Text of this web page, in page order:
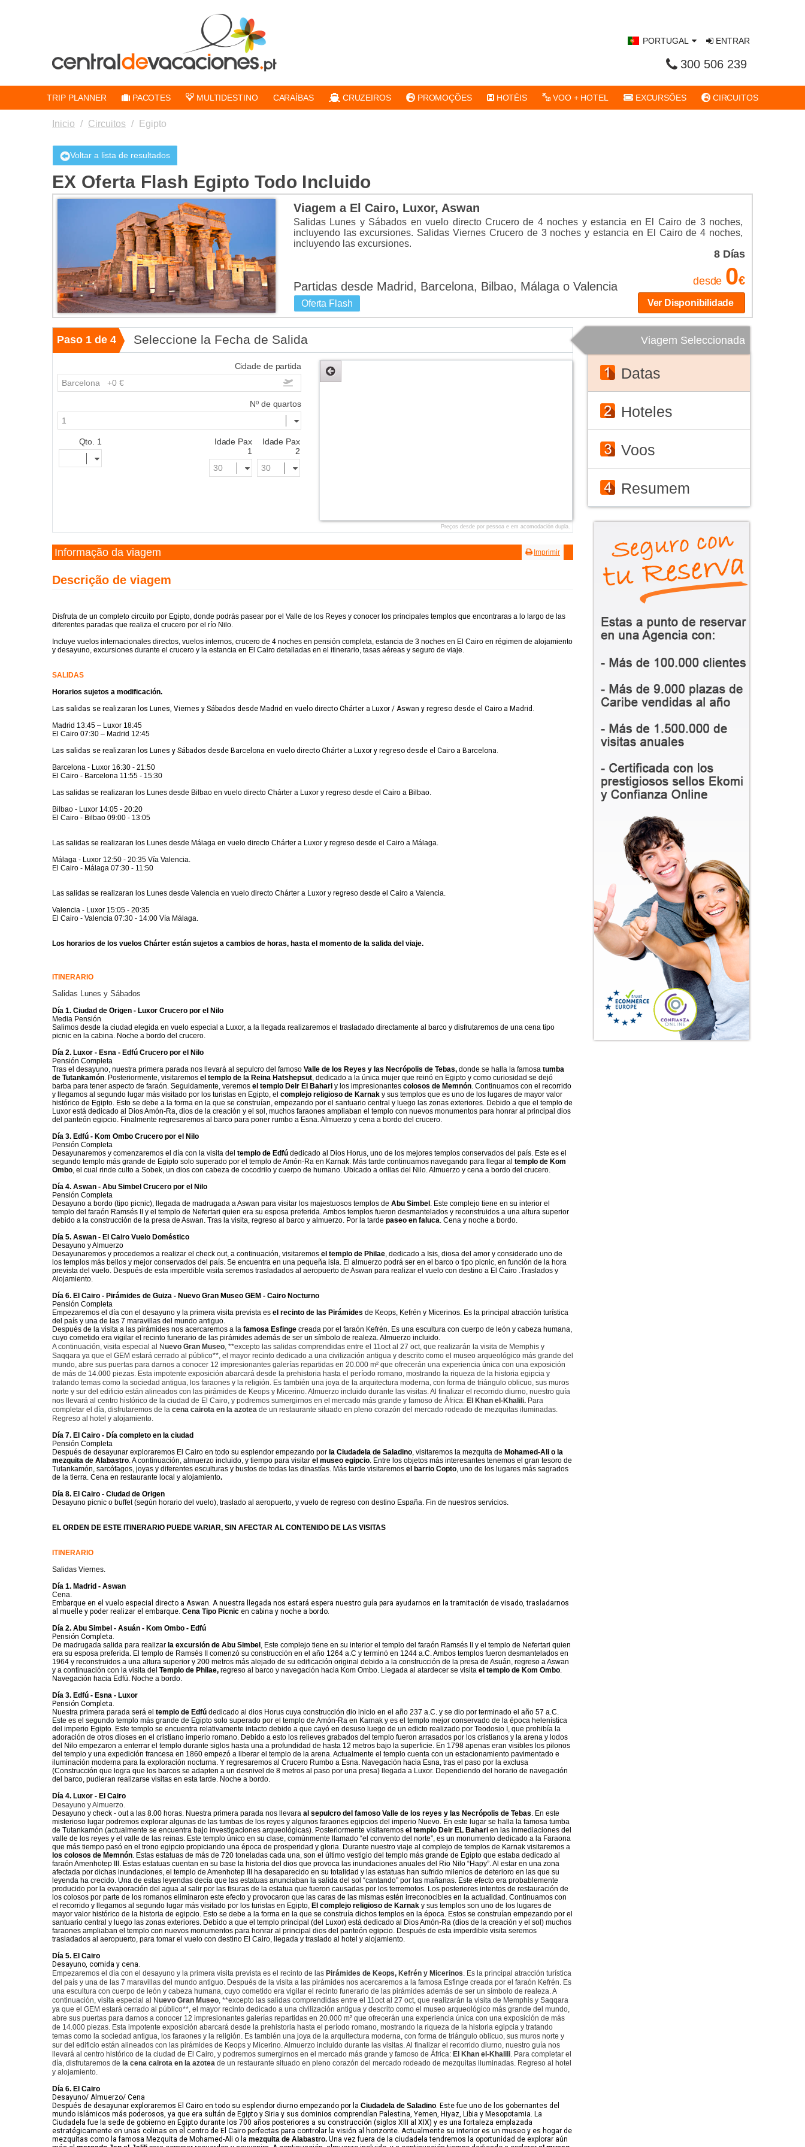
PORTUGAL
300 506 239
ENTRAR
TRIP PLANNER PACOTES MULTIDESTINO CARAÍBAS CRUZEIROS PROMOÇÕES HOTÉIS VOO + HOTEL EXCURSÕES CIRCUITOS
Inicio / Circuitos / Egipto
Voltar a lista de resultados
EX Oferta Flash Egipto Todo Incluido
Viagem a El Cairo, Luxor, Aswan
Salidas Lunes y Sábados en vuelo directo Crucero de 4 noches y estancia en El Cairo de 3 noches,
incluyendo las excursiones. Salidas Viernes Crucero de 3 noches y estancia en El Cairo de 4 noches,
incluyendo las excursiones.
Partidas desde Madrid, Barcelona, Bilbao, Málaga o Valencia
Oferta Flash
8 Días
0€
desde
Ver Disponibilidade
Paso 1 de 4 Seleccione la Fecha de Salida
Cidade de partida
Nº de quartos
Qto. 1
Idade Pax
1
Idade Pax
2
Preços desde por pessoa e em acomodación dupla.
Informação da viagem Imprimir
Descrição de viagem
Disfruta de un completo circuito por Egipto, donde podrás pasear por el Valle de los Reyes y conocer los principales templos que encontraras a lo largo de las
diferentes paradas que realiza el crucero por el río Nilo.
Incluye vuelos internacionales directos, vuelos internos, crucero de 4 noches en pensión completa, estancia de 3 noches en El Cairo en régimen de alojamiento
y desayuno, excursiones durante el crucero y la estancia en El Cairo detalladas en el itinerario, tasas aéreas y seguro de viaje.
SALIDAS
Horarios sujetos a modificación.
Las salidas se realizaran los Lunes, Viernes y Sábados desde Madrid en vuelo directo Chárter a Luxor / Aswan y regreso desde el Cairo a Madrid.
Madrid 13:45 – Luxor 18:45
El Cairo 07:30 – Madrid 12:45
Las salidas se realizaran los Lunes y Sábados desde Barcelona en vuelo directo Chárter a Luxor y regreso desde el Cairo a Barcelona.
Barcelona - Luxor 16:30 - 21:50
El Cairo - Barcelona 11:55 - 15:30
Las salidas se realizaran los Lunes desde Bilbao en vuelo directo Chárter a Luxor y regreso desde el Cairo a Bilbao.
Bilbao - Luxor 14:05 - 20:20
El Cairo - Bilbao 09:00 - 13:05
Las salidas se realizaran los Lunes desde Málaga en vuelo directo Chárter a Luxor y regreso desde el Cairo a Málaga.
Málaga - Luxor 12:50 - 20:35 Vía Valencia.
El Cairo - Málaga 07:30 - 11:50
Las salidas se realizaran los Lunes desde Valencia en vuelo directo Chárter a Luxor y regreso desde el Cairo a Valencia.
Valencia - Luxor 15:05 - 20:35
El Cairo - Valencia 07:30 - 14:00 Vía Málaga.
Los horarios de los vuelos Chárter están sujetos a cambios de horas, hasta el momento de la salida del viaje.
ITINERARIO
Salidas Lunes y Sábados
Día 1. Ciudad de Origen - Luxor Crucero por el Nilo
Media Pensión
Salimos desde la ciudad elegida en vuelo especial a Luxor, a la llegada realizaremos el trasladado directamente al barco y disfrutaremos de una cena tipo
picnic en la cabina. Noche a bordo del crucero.
Día 2. Luxor - Esna - Edfú Crucero por el Nilo
Pensión Completa
Tras el desayuno, nuestra primera parada nos llevará al sepulcro del famoso Valle de los Reyes y las Necrópolis de Tebas, donde se halla la famosa tumba
de Tutankamón. Posteriormente, visitaremos el templo de la Reina Hatshepsut, dedicado a la única mujer que reinó en Egipto y como curiosidad se dejó
barba para tener aspecto de faraón. Seguidamente, veremos el templo Deir El Bahari y los impresionantes colosos de Memnón. Continuamos con el recorrido
y llegamos al segundo lugar más visitado por los turistas en Egipto, el complejo religioso de Karnak y sus templos que es uno de los lugares de mayor valor
histórico de Egipto. Esto se debe a la forma en la que se construían, empezando por el santuario central y luego las zonas exteriores. Debido a que el templo de
Luxor está dedicado al Dios Amón-Ra, dios de la creación y el sol, muchos faraones ampliaban el templo con nuevos monumentos para honrar al principal dios
del panteón egipcio. Finalmente regresaremos al barco para poner rumbo a Esna. Almuerzo y cena a bordo del crucero.
Día 3. Edfú - Kom Ombo Crucero por el Nilo
Pensión Completa
Desayunaremos y comenzaremos el día con la visita del templo de Edfú dedicado al Dios Horus, uno de los mejores templos conservados del país. Este es el
segundo templo más grande de Egipto solo superado por el templo de Amón-Ra en Karnak. Más tarde continuamos navegando para llegar al templo de Kom
Ombo, el cual rinde culto a Sobek, un dios con cabeza de cocodrilo y cuerpo de humano. Ubicado a orillas del Nilo. Almuerzo y cena a bordo del crucero.
Día 4. Aswan - Abu Simbel Crucero por el Nilo
Pensión Completa
Desayuno a bordo (tipo picnic), llegada de madrugada a Aswan para visitar los majestuosos templos de Abu Simbel . Este complejo tiene en su interior el
templo del faraón Ramsés II y el templo de Nefertari quien era su esposa preferida. Ambos templos fueron desmantelados y reconstruidos a una altura superior
debido a la construcción de la presa de Aswan. Tras la visita, regreso al barco y almuerzo. Por la tarde paseo en faluca. Cena y noche a bordo.
Día 5. Aswan - El Cairo Vuelo Doméstico
Desayuno y Almuerzo
Desayunaremos y procedemos a realizar el check out, a continuación, visitaremos el templo de Philae, dedicado a Isis, diosa del amor y considerado uno de
los templos más bellos y mejor conservados del país. Se encuentra en una pequeña isla. El almuerzo podrá ser en el barco o tipo picnic, en función de la hora
prevista del vuelo. Después de esta imperdible visita seremos trasladados al aeropuerto de Aswan para realizar el vuelo con destino a El Cairo .Traslados y
Alojamiento.
Día 6. El Cairo - Pirámides de Guiza - Nuevo Gran Museo GEM - Cairo Nocturno
Pensión Completa
Empezaremos el día con el desayuno y la primera visita prevista es el recinto de las Pirámides de Keops, Kefrén y Micerinos. Es la principal atracción turística
del país y una de las 7 maravillas del mundo antiguo.
Después de la visita a las pirámides nos acercaremos a la famosa Esfinge creada por el faraón Kefrén. Es una escultura con cuerpo de león y cabeza humana,
cuyo cometido era vigilar el recinto funerario de las pirámides además de ser un símbolo de realeza. Almuerzo incluido.
A continuación, visita especial al Nuevo Gran Museo, **excepto las salidas comprendidas entre el 11oct al 27 oct, que realizarán la visita de Memphis y
Saqqara ya que el GEM estará cerrado al público**, el mayor recinto dedicado a una civilización antigua y descrito como el museo arqueológico más grande del
mundo, abre sus puertas para darnos a conocer 12 impresionantes galerías repartidas en 20.000 m² que ofrecerán una experiencia única con una exposición
de más de 14.000 piezas. Esta impotente exposición abarcará desde la prehistoria hasta el período romano, mostrando la riqueza de la historia egipcia y
tratando temas como la sociedad antigua, los faraones y la religión. Es también una joya de la arquitectura moderna, con forma de triángulo oblicuo, sus muros
norte y sur del edificio están alineados con las pirámides de Keops y Micerino. Almuerzo incluido durante las visitas. Al finalizar el recorrido diurno, nuestro guía
nos llevará al centro histórico de la ciudad de El Cairo, y podremos sumergirnos en el mercado más grande y famoso de África: El Khan el-Khalili. Para
completar el día, disfrutaremos de la cena cairota en la azotea de un restaurante situado en pleno corazón del mercado rodeado de mezquitas iluminadas.
Regreso al hotel y alojamiento.
Día 7. El Cairo - Día completo en la ciudad
Pensión Completa
Después de desayunar exploraremos El Cairo en todo su esplendor empezando por la Ciudadela de Saladino, visitaremos la mezquita de Mohamed-Ali o la
mezquita de Alabastro. A continuación, almuerzo incluido, y tiempo para visitar el museo egipcio. Entre los objetos más interesantes tenemos el gran tesoro de
Tutankamón, sarcófagos, joyas y diferentes esculturas y bustos de todas las dinastías. Más tarde visitaremos el barrio Copto, uno de los lugares más sagrados
de la tierra. Cena en restaurante local y alojamiento.
Día 8. El Cairo - Ciudad de Origen
Desayuno picnic o buffet (según horario del vuelo), traslado al aeropuerto, y vuelo de regreso con destino España. Fin de nuestros servicios.
EL ORDEN DE ESTE ITINERARIO PUEDE VARIAR, SIN AFECTAR AL CONTENIDO DE LAS VISITAS
ITINERARIO
Salidas Viernes.
Día 1. Madrid - Aswan
Cena.
Embarque en el vuelo especial directo a Aswan. A nuestra llegada nos estará espera nuestro guía para ayudarnos en la tramitación de visado, trasladarnos
al muelle y poder realizar el embarque. Cena Tipo Picnic en cabina y noche a bordo.
Día 2. Abu Simbel - Asuán - Kom Ombo - Edfú
Pensión Completa.
De madrugada salida para realizar la excursión de Abu Simbel , Este complejo tiene en su interior el templo del faraón Ramsés II y el templo de Nefertari quien
era su esposa preferida. El templo de Ramsés II comenzó su construcción en el año 1264 a.C y terminó en 1244 a.C. Ambos templos fueron desmantelados en
1964 y reconstruidos a una altura superior y 200 metros más alejado de su edificación original debido a la construcción de la presa de Asuán, regreso a Aswan
y a continuación con la visita del Templo de Philae, regreso al barco y navegación hacia Kom Ombo. Llegada al atardecer se visita el templo de Kom Ombo.
Navegación hacia Edfú. Noche a bordo.
Día 3. Edfú - Esna - Luxor
Pensión Completa.
Nuestra primera parada será el templo de Edfú dedicado al dios Horus cuya construcción dio inicio en el año 237 a.C. y se dio por terminado el año 57 a.C.
Este es el segundo templo más grande de Egipto solo superado por el templo de Amón-Ra en Karnak y es el templo mejor conservado de la época helenística
del imperio Egipto. Este templo se encuentra relativamente intacto debido a que cayó en desuso luego de un edicto realizado por Teodosio I, que prohibía la
adoración de otros dioses en el cristiano imperio romano. Debido a esto los relieves grabados del templo fueron arrasados por los cristianos y la arena y lodos
del Nilo empezaron a enterrar el templo durante siglos hasta una a profundidad de hasta 12 metros bajo la superficie. En 1798 apenas eran visibles los pilonos
del templo y una expedición francesa en 1860 empezó a liberar el templo de la arena. Actualmente el templo cuenta con un estacionamiento pavimentado e
iluminación moderna para la exploración nocturna. Y regresaremos al Crucero Rumbo a Esna. Navegación hacia Esna, tras el paso por la exclusa
(Construcción que logra que los barcos se adapten a un desnivel de 8 metros al paso por una presa) llegada a Luxor. Dependiendo del horario de navegación
del barco, pudieran realizarse visitas en esta tarde. Noche a bordo.
Día 4. Luxor - El Cairo
Desayuno y Almuerzo.
Desayuno y check - out a las 8.00 horas. Nuestra primera parada nos llevara al sepulcro del famoso Valle de los reyes y las Necrópolis de Tebas. En este
misterioso lugar podremos explorar algunas de las tumbas de los reyes y algunos faraones egipcios del imperio Nuevo. En este lugar se halla la famosa tumba
de Tutankamón (actualmente se encuentra bajo investigaciones arqueológicas). Posteriormente visitaremos el templo Deir EL Bahari en las inmediaciones del
valle de los reyes y el valle de las reinas. Este templo único en su clase, comúnmente llamado “el convento del norte”, es un monumento dedicado a la Faraona
que más tiempo pasó en el trono egipcio propiciando una época de prosperidad y gloria. Durante nuestro viaje al complejo de templos de Karnak visitaremos a
los colosos de Memnón. Estas estatuas de más de 720 toneladas cada una, son el último vestigio del templo más grande de Egipto que estaba dedicado al
faraón Amenhotep III. Estas estatuas cuentan en su base la historia del dios que provoca las inundaciones anuales del Rio Nilo “Hapy”. Al estar en una zona
afectada por dichas inundaciones, el templo de Amenhotep III ha desaparecido en su totalidad y las estatuas han sufrido milenios de deterioro en las que su
leyenda ha crecido. Una de estas leyendas decía que las estatuas anunciaban la salida del sol “cantando” por las mañanas. Este efecto era probablemente
producido por la evaporación del agua al salir por las fisuras de la estatua que fueron causadas por los terremotos. Los posteriores intentos de restauración de
los colosos por parte de los romanos eliminaron este efecto y provocaron que las caras de las mismas estén irreconocibles en la actualidad. Continuamos con
el recorrido y llegamos al segundo lugar más visitado por los turistas en Egipto, El complejo religioso de Karnak y sus templos son uno de los lugares de
mayor valor histórico de la historia de egipcio. Esto se debe a la forma en la que se construía dichos templos en la época. Estos se construían empezando por el
santuario central y luego las zonas exteriores. Debido a que el templo principal (del Luxor) está dedicado al Dios Amón-Ra (dios de la creación y el sol) muchos
faraones ampliaban el templo con nuevos monumentos para honrar al principal dios del panteón egipcio. Después de esta imperdible visita seremos
trasladados al aeropuerto, para tomar el vuelo con destino El Cairo, llegada y traslado al hotel y alojamiento.
Día 5. El Cairo
Desayuno, comida y cena.
Empezaremos el día con el desayuno y la primera visita prevista es el recinto de las Pirámides de Keops, Kefrén y Micerinos. Es la principal atracción turística
del país y una de las 7 maravillas del mundo antiguo. Después de la visita a las pirámides nos acercaremos a la famosa Esfinge creada por el faraón Kefrén. Es
una escultura con cuerpo de león y cabeza humana, cuyo cometido era vigilar el recinto funerario de las pirámides además de ser un símbolo de realeza. A
continuación, visita especial al Nuevo Gran Museo, **excepto las salidas comprendidas entre el 11oct al 27 oct, que realizarán la visita de Memphis y Saqqara
ya que el GEM estará cerrado al público**, el mayor recinto dedicado a una civilización antigua y descrito como el museo arqueológico más grande del mundo,
abre sus puertas para darnos a conocer 12 impresionantes galerías repartidas en 20.000 m² que ofrecerán una experiencia única con una exposición de más
de 14.000 piezas. Esta impotente exposición abarcará desde la prehistoria hasta el período romano, mostrando la riqueza de la historia egipcia y tratando
temas como la sociedad antigua, los faraones y la religión. Es también una joya de la arquitectura moderna, con forma de triángulo oblicuo, sus muros norte y
sur del edificio están alineados con las pirámides de Keops y Micerino. Almuerzo incluido durante las visitas. Al finalizar el recorrido diurno, nuestro guía nos
llevará al centro histórico de la ciudad de El Cairo, y podremos sumergirnos en el mercado más grande y famoso de África: El Khan el-Khalili. Para completar el
día, disfrutaremos de la cena cairota en la azotea de un restaurante situado en pleno corazón del mercado rodeado de mezquitas iluminadas. Regreso al hotel
y alojamiento.
Día 6. El Cairo
Desayuno/ Almuerzo/ Cena
Después de desayunar exploraremos El Cairo en todo su esplendor diurno empezando por la Ciudadela de Saladino. Este fue uno de los gobernantes del
mundo islámicos más poderosos, ya que era sultán de Egipto y Siria y sus dominios comprendían Palestina, Yemen, Hiyaz, Libia y Mesopotamia. La
Ciudadela fue la sede de gobierno en Egipto durante los 700 años posteriores a su construcción (siglos XIII al XIX) y es una fortaleza emplazada
estratégicamente en unas colinas en el centro de El Cairo perfectas para controlar la visión al horizonte. Actualmente su interior es un museo y es hogar de
mezquitas como la famosa Mezquita de Mohamed-Ali o la mezquita de Alabastro. Una vez fuera de la ciudadela tendremos la oportunidad de explorar aún
Viagem Seleccionada
Datas
Hoteles
Voos
Resumem